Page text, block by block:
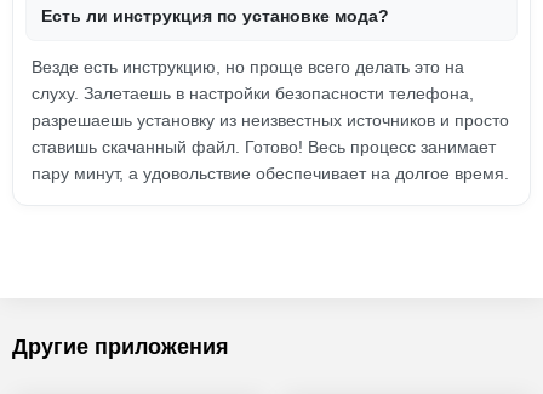
Есть ли инструкция по установке мода?
Везде есть инструкцию, но проще всего делать это на
слуху. Залетаешь в настройки безопасности телефона,
разрешаешь установку из неизвестных источников и просто
ставишь скачанный файл. Готово! Весь процесс занимает
пару минут, а удовольствие обеспечивает на долгое время.
Другие приложения